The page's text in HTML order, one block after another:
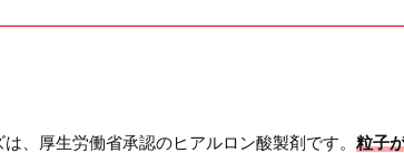
、厚生労働省承認のヒアルロン酸製剤です。 粒子